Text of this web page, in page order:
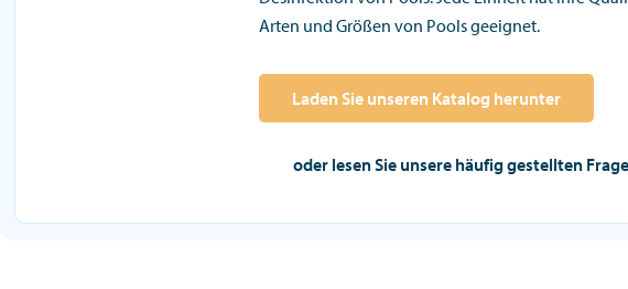
Arten und Größen von Pools geeignet.
Laden Sie unseren Katalog herunter
oder lesen Sie unsere häufig gestellten